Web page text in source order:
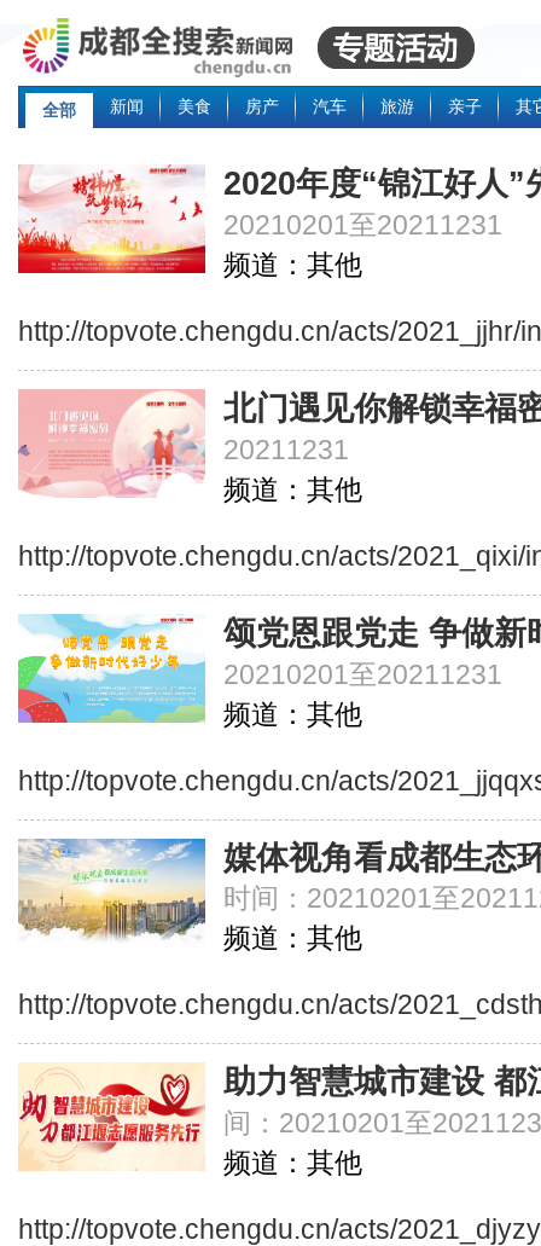
全部 新闻 美食 房产 汽车 旅游 亲子 其
2020年度“锦江好人”
20210201至20211231
频道：其他
http://topvote.chengdu.cn/acts/2021_jjhr/
北门遇见你解锁幸福
20211231
频道：其他
http://topvote.chengdu.cn/acts/2021_qixi/
颂党恩跟党走 争做新
20210201至20211231
频道：其他
http://topvote.chengdu.cn/acts/
媒体视角看成都生态
时间：20210201至
频道：其他
http://topvote.chengdu.cn/acts/
助力智慧城市建设 都
间：20210201至
频道：其他
http://topvote.chengdu.cn/acts/